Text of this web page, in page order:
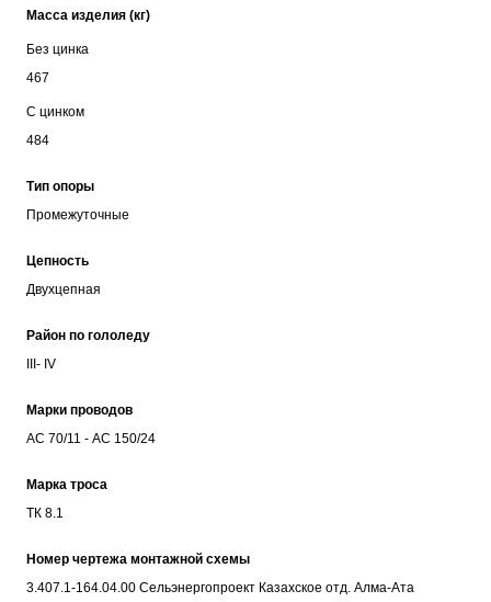
Масса изделия (кг)
Без цинка
467
С цинком
484
Тип опоры
Промежуточные
Цепность
Двухцепная
Район по гололеду
III- IV
Марки проводов
АС 70/11 - АС 150/24
Марка троса
ТК 8.1
Номер чертежа монтажной схемы
3.407.1-164.04.00 Сельэнергопроект Казахское отд. Алма-Ата